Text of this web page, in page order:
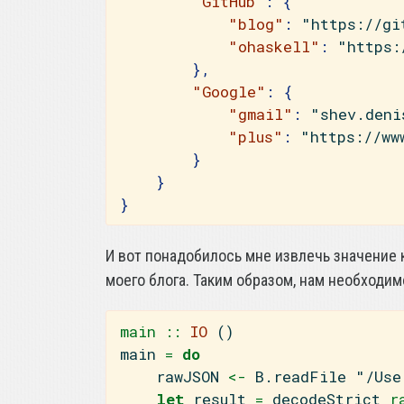
"blog" :
"https://
"ohaskell" :
},
"Google" :
{
"gmail" : "
"plus" :
"https://
}
}
}
И вот понадобилось мне извлечь
моего блога. Таким образом, нам
main :: IO ()
main = do
    rawJSON
<- B.readFile
"/
let result = decodeStrict